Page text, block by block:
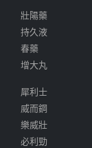
壯陽藥
持久液
春藥
增大丸
犀利士
威而鋼
樂威壯
必利勁